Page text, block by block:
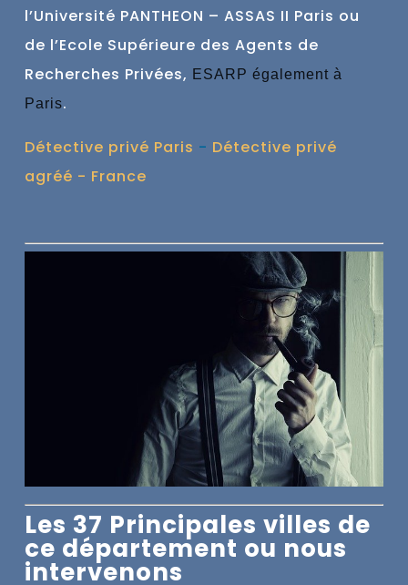
l’Université PANTHEON – ASSAS II Paris ou
de l’Ecole Supérieure des Agents de
Recherches Privées, ESARP également à
Paris.
Détective privé Paris - Détective privé
agréé - France
Les 37 Principales villes de
ce département ou nous
intervenons